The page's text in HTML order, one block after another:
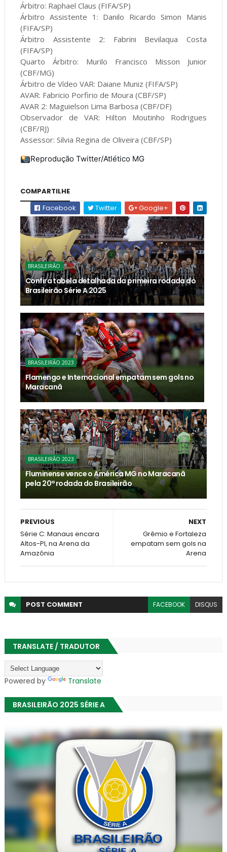
Árbitro: Raphael Claus (FIFA/SP)
Árbitro Assistente 1: Danilo Ricardo Simon Manis
(FIFA/SP)
Árbitro Assistente 2: Fabrini Bevilaqua Costa
(FIFA/SP)
Quarto Árbitro: Murilo Francisco Misson Junior
(CBF/MG)
Árbitro de Vídeo VAR: Daiane Muniz (FIFA/SP)
AVAR: Fabricio Porfirio de Moura (CBF/SP)
AVAR 2: Maguielson Lima Barbosa (CBF/DF)
Observador de VAR: Hilton Moutinho Rodrigues
(CBF/RJ)
Assessor: Silvia Regina de Oliveira (CBF/SP)
Reprodução Twitter/Atlético MG
COMPARTILHE
Facebook
Twitter Google+
BRASILEIRÃO
Confira tabela detalhada da primeira rodada do
Brasileirão Série A 2025
BRASILEIRÃO 2023
Flamengo e Internacional empatam sem gols no
Maracanã
BRASILEIRÃO 2023
Fluminense vence o América MG no Maracanã
pela 20ª rodada do Brasileirão
NEXT
Grêmio e Fortaleza
empatam sem gols na
Arena
PREVIOUS
Série C: Manaus encara
Altos-PI, na Arena da
Amazônia
POST COMMENT FACEBOOK DISQUS
TRANSLATE / TRADUTOR
Powered by Translate
BRASILEIRÃO 2025 SÉRIE A